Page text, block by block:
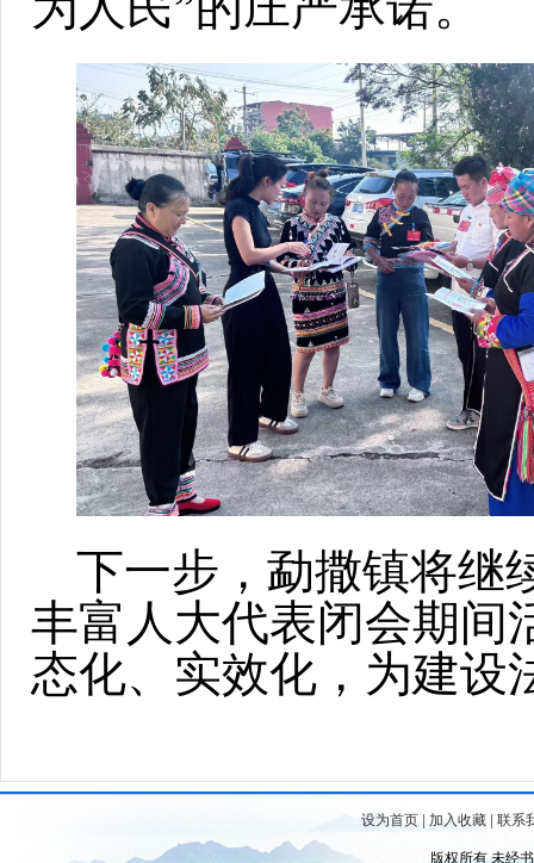
下一步，勐撒镇将继
丰富人大代表闭会期间
态化、实效化，为建设
设为首页 加入收藏 联系
版权所有 未经